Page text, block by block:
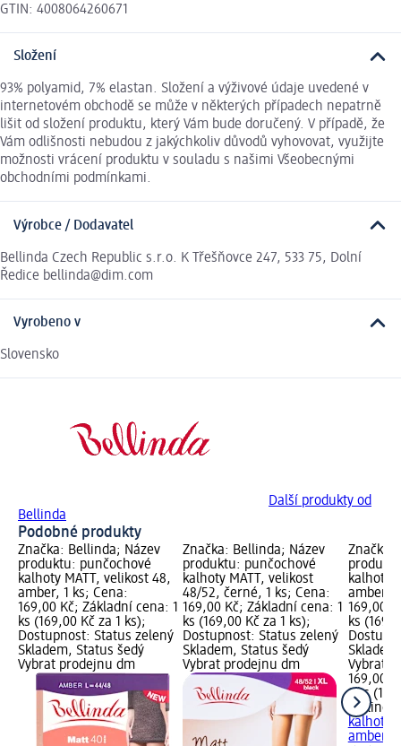
GTIN: 4008064260671
Složení
93% polyamid, 7% elastan. Složení a výživové údaje uvedené v
internetovém obchodě se může v některých případech nepatrně
lišit od složení produktu, který Vám bude doručený. V případě, že
Vám odlišnosti nebudou z jakýchkoliv důvodů vyhovovat, využijte
možnosti vrácení produktu v souladu s našimi Všeobecnými
obchodními podmínkami.
Výrobce / Dodavatel
Bellinda Czech Republic s.r.o. K Třešňovce 247, 533 75, Dolní
Ředice bellinda@dim.com
Vyrobeno v
Slovensko
Další produkty od
Bellinda
Podobné produkty
Značka: Bellinda; Název
produktu: punčochové
kalhoty MATT, velikost 48,
amber, 1 ks; Cena:
169,00 Kč; Základní cena: 1
ks (169,00 Kč za 1 ks);
Dostupnost: Status zelený
Skladem, Status šedý
Vybrat prodejnu dm
Značka: Bellinda; Název
produktu: punčochové
kalhoty MATT, velikost
48/52, černé, 1 ks; Cena:
169,00 Kč; Základní cena: 1
ks (169,00 Kč za 1 ks);
Dostupnost: Status zelený
Skladem, Status šedý
Vybrat prodejnu dm
Značka:
kalhoty
amber,
169,00
ks
Vybrat
169,00
1 ks
Bellinda
kalhoty
amber,